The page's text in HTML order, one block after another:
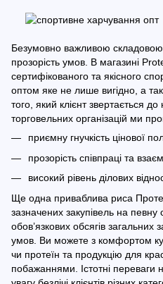
Безумовно важливою складовою
прозорість умов. В магазині
сертифікованого та якісного
оптом яке не лише вигідно, а
того, який клієнт звертається
торговельних організацій ми
приємну гнучкість цінової
прозорість співпраці та
високий рівень ділових
Ще одна приваблива риса
зазначених закупівель на
обов’язкових обсягів
умов. Ви можете з комфортом
чи протеїн та продукцію для
побажаннями. Істотні переваги